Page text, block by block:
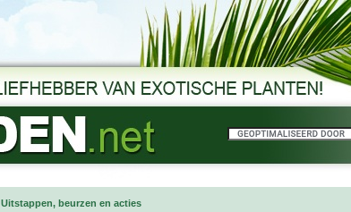
Uitstappen, beurzen en acties